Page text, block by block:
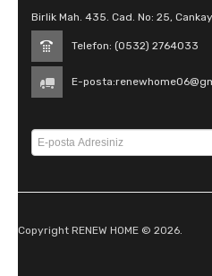
Birlik Mah. 435. Cad. No: 25,
Telefon: (0532) 2764033
E-posta:
Copyright RENEW HOME © 2026.